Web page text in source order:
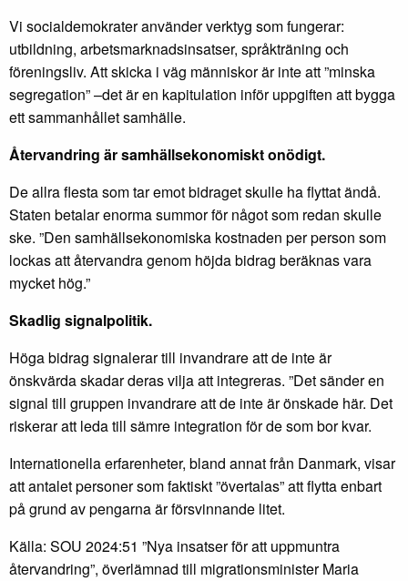
Vi socialdemokrater använder verktyg som fungerar:
utbildning, arbetsmarknadsinsatser, språkträning och
föreningsliv. Att skicka i väg människor är inte att ”minska
segregation” –det är en kapitulation inför uppgiften att bygga
ett sammanhållet samhälle.
Återvandring är samhällsekonomiskt onödigt.
De allra flesta som tar emot bidraget skulle ha flyttat ändå.
Staten betalar enorma summor för något som redan skulle
ske. ”Den samhällsekonomiska kostnaden per person som
lockas att återvandra genom höjda bidrag beräknas vara
mycket hög.”
Skadlig signalpolitik.
Höga bidrag signalerar till invandrare att de inte är
önskvärda skadar deras vilja att integreras. ”Det sänder en
signal till gruppen invandrare att de inte är önskade här. Det
riskerar att leda till sämre integration för de som bor kvar.
Internationella erfarenheter, bland annat från Danmark, visar
att antalet personer som faktiskt ”övertalas” att flytta enbart
på grund av pengarna är försvinnande litet.
Källa: SOU 2024:51 ”Nya insatser för att uppmuntra
återvandring”, överlämnad till migrationsminister Maria